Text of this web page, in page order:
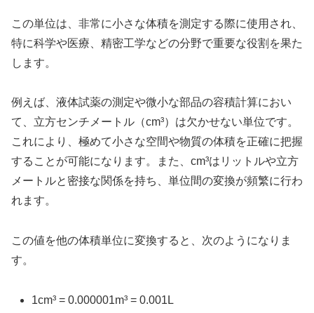
この単位は、非常に小さな体積を測定する際に使用され、
特に科学や医療、精密工学などの分野で重要な役割を果た
します。
例えば、液体試薬の測定や微小な部品の容積計算におい
て、立方センチメートル（cm³）は欠かせない単位です。
これにより、極めて小さな空間や物質の体積を正確に把握
することが可能になります。また、cm³はリットルや立方
メートルと密接な関係を持ち、単位間の変換が頻繁に行わ
れます。
この値を他の体積単位に変換すると、次のようになりま
す。
1cm³ = 0.000001m³ = 0.001L